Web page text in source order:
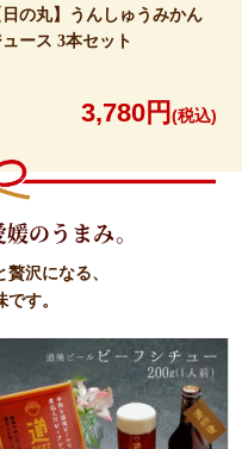
日の丸】うんしゅう みかん
ュース 3本セット
3,780円 (税込)
のうまみ。
沢になる、
す。